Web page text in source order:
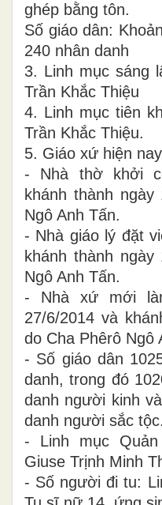
ghép bằng tôn.
Số giáo dân:
240 nhân danh
3. Linh mục sáng
Trần Khắc Thiệu
4. Linh mục tiên
Trần Khắc Thiệu.
5. Giáo xứ hiện
- Nhà thờ khởi
khánh thành ngày
Ngô Anh Tấn.
- Nhà giáo lý đặt
khánh thành ngày
Ngô Anh Tấn.
- Nhà xứ mới
27/6/2014 và
do Cha Phêrô Ngô
- Số giáo dân
danh, trong đó
danh người kinh
danh người sắc tộc.
- Linh mục
Giuse Trịnh Minh
- Số người đi tu: